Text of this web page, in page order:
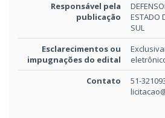
Responsável pela
publicação
ESTADO
SUL
Esclarecimentos ou
impugnações do edital
Contato
51-